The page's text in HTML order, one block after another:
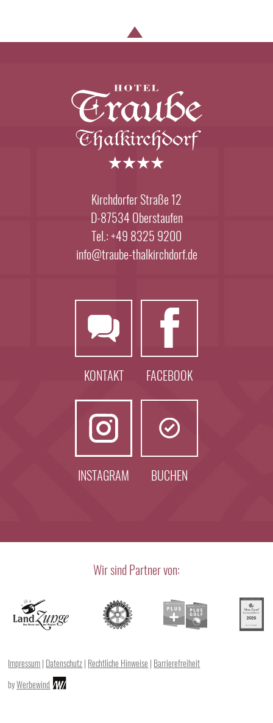
Kirchdorfer Straße 12
D-87534 Oberstaufen
Tel.: +49 8325 9200
info@traube-thalkirchdorf.de
KONTAKT FACEBOOK
INSTAGRAM BUCHEN
Wir sind Partner von:
Impressum| Datenschutz| Rechtliche Hinweise | Barrierefreiheit
byWerbewind